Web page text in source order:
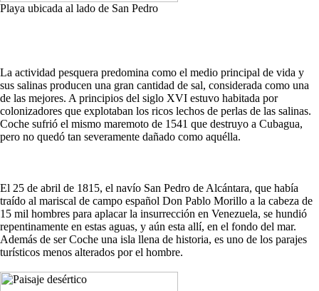
Playa ubicada al lado de San Pedro
La actividad pesquera predomina como el medio principal de vida y
sus salinas producen una gran cantidad de sal, considerada como una
de las mejores. A principios del siglo XVI estuvo habitada por
colonizadores que explotaban los ricos lechos de perlas de las salinas.
Coche sufrió el mismo maremoto de 1541 que destruyo a Cubagua,
pero no quedó tan severamente dañado como aquélla.
El 25 de abril de 1815, el navío San Pedro de Alcántara, que había
traído al mariscal de campo español Don Pablo Morillo a la cabeza de
15 mil hombres para aplacar la insurrección en Venezuela, se hundió
repentinamente en estas aguas, y aún esta allí, en el fondo del mar.
Además de ser Coche una isla llena de historia, es uno de los parajes
turísticos menos alterados por el hombre.